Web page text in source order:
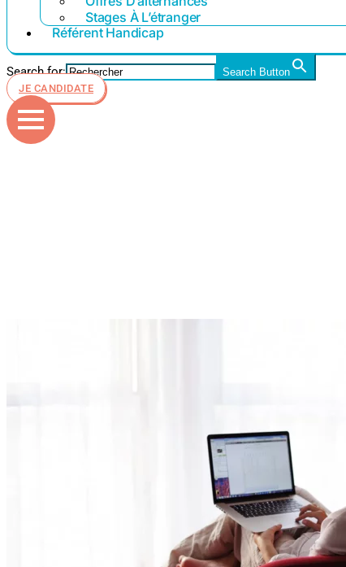
Stages À L’étranger
Référent Handicap
Search for:
Search Button
JE CANDIDATE